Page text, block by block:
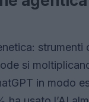
strumenti
si
in modo